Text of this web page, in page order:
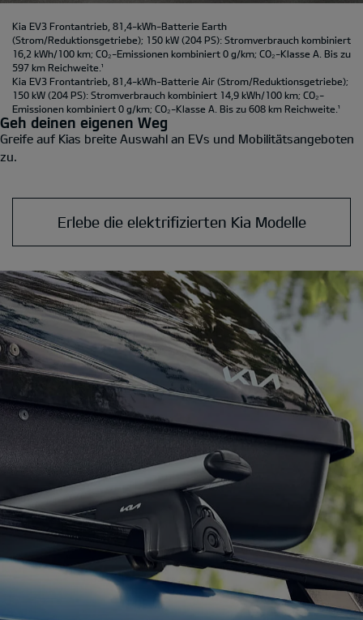
Kia EV3 Frontantrieb, 81,4-kWh-Batterie Earth
(Strom/Reduktionsgetriebe); 150 kW (204 PS): Stromverbrauch kombiniert
16,2 kWh/100 km; CO₂-Emissionen kombiniert 0 g/km; CO₂-Klasse A. Bis zu
597 km Reichweite. ¹
Kia EV3 Frontantrieb, 81,4-kWh-Batterie Air (Strom/Reduktionsgetriebe);
150 kW (204 PS): Stromverbrauch kombiniert 14,9 kWh/100 km; CO₂-
Emissionen kombiniert 0 g/km; CO₂-Klasse A. Bis zu 608 km Reichweite. ¹
Geh deinen eigenen Weg
Greife auf Kias breite Auswahl an EVs und Mobilitätsangeboten
zu.
Erlebe die elektrifizierten Kia Modelle